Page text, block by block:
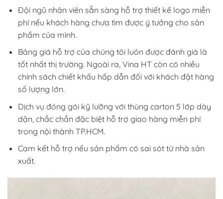
Đội ngũ nhân viên sẵn sàng hỗ trợ thiết kế logo miễn
phí nếu khách hàng chưa tìm được ý tưởng cho sản
phẩm của mình.
Bảng giá hỗ trợ của chúng tôi luôn được đánh giá là
tốt nhất thị trường. Ngoài ra, Vina HT còn có nhiều
chính sách chiết khấu hấp dẫn đối với khách đặt hàng
số lượng lớn.
Dịch vụ đóng gói kỹ lưỡng với thùng carton 5 lớp dày
dặn, chắc chắn đặc biệt hỗ trợ giao hàng miễn phí
trong nội thành TP.HCM.
Cam kết hỗ trợ nếu sản phẩm có sai sót từ nhà sản
xuất.